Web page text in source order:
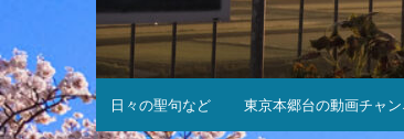
日々の聖句など 東京本郷台の動画チャ